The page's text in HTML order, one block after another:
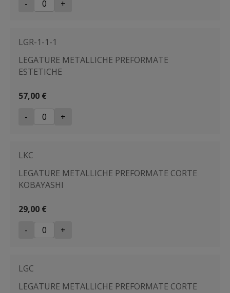
-
+
LGR-1-1-1
LEGATURE METALLICHE PREFORMATE
ESTETICHE
57,00 €
-
+
LKC
LEGATURE METALLICHE PREFORMATE CORTE
KOBAYASHI
29,00 €
-
+
LGC
LEGATURE METALLICHE PREFORMATE CORTE